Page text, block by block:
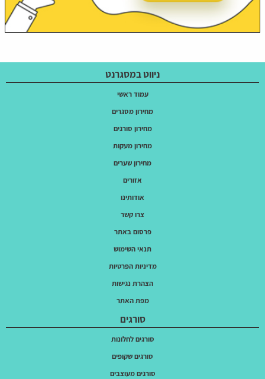
ניווט במסגרנט
עמוד ראשי
מחירון מסגרים
מחירון סורגים
מחירון מעקות
מחירון שערים
אזורים
אודותינו
צרו קשר
פרסום באתר
תנאי השימוש
מדיניות הפרטיות
הצהרת נגישות
מפת האתר
סורגים
סורגים לחלונות
סורגים שקופים
סורגים מעוצבים